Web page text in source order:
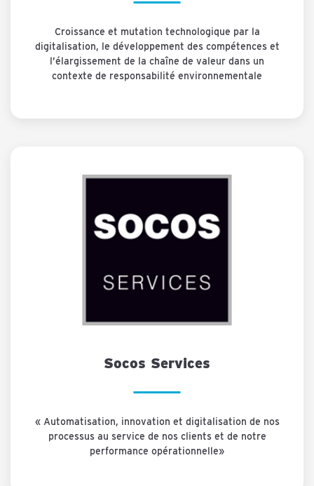
Croissance et mutation technologique par la
digitalisation, le développement des compétences et
l’élargissement de la chaîne de valeur dans un
contexte de responsabilité environnementale
Socos Services
« Automatisation, innovation et digitalisation de nos
processus au service de nos clients et de notre
performance opérationnelle»